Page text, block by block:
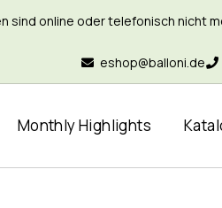
sind online oder telefonisch nicht
eshop@balloni.de
Monthly Highlights